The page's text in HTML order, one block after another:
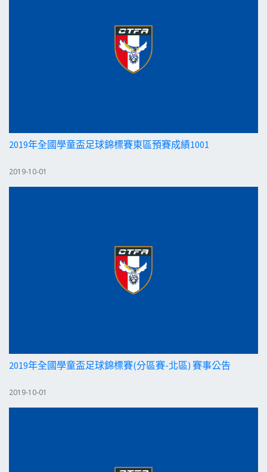
2019年全國學童盃足球錦標賽東區預賽成績1001
2019-10-01
2019年全國學童盃足球錦標賽(分區賽-北區) 賽事公告
2019-10-01